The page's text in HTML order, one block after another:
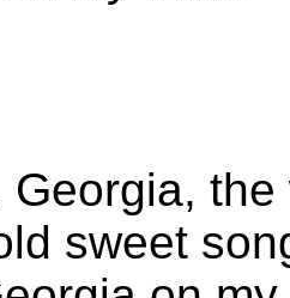
Georgia,
sweet